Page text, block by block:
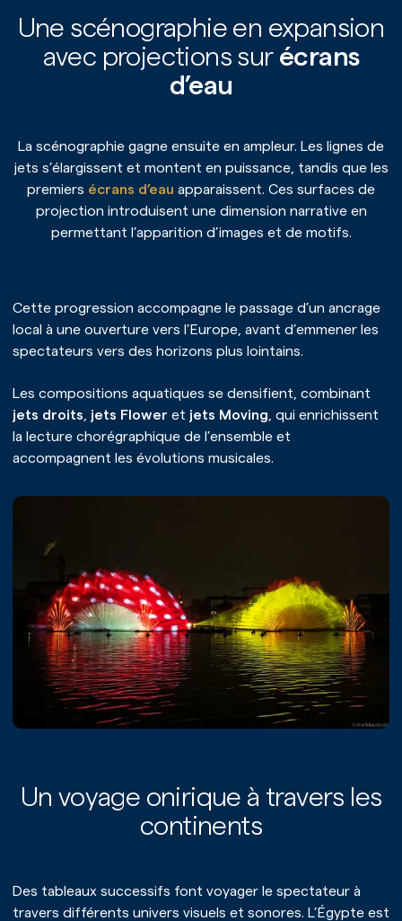
Une scénographie en expansion
avec projections sur écrans
d’eau
La scénographie gagne ensuite en ampleur. Les lignes de
jets s’élargissent et montent en puissance, tandis que les
premiers écrans d’eau apparaissent. Ces surfaces de
projection introduisent une dimension narrative en
permettant l’apparition d’images et de motifs.
Cette progression accompagne le passage d’un ancrage
local à une ouverture vers l’Europe, avant d’emmener les
spectateurs vers des horizons plus lointains.
Les compositions aquatiques se densifient, combinant
jets droits jets Flower et jets Moving , qui enrichissent
la lecture chorégraphique de l’ensemble et
accompagnent les évolutions musicales.
Un voyage onirique à travers les
continents
Des tableaux successifs font voyager le spectateur à
travers différents univers visuels et sonores. L’Égypte est